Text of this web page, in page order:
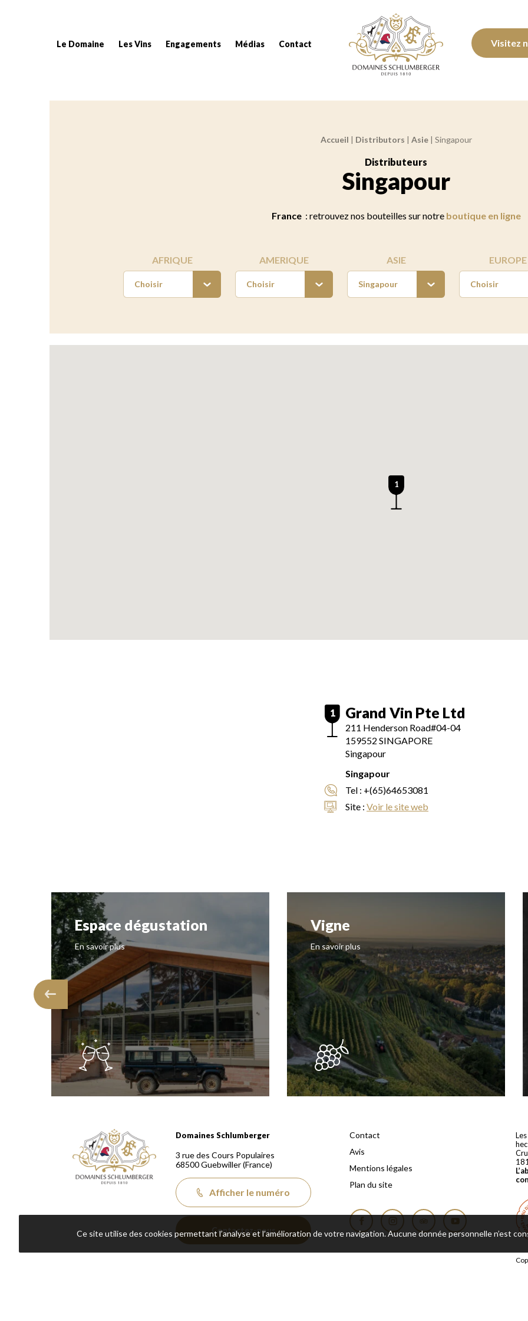
Le Domaine Les Vins Engagements Médias Contact
Domaines Schlumberger Vignerons 100%
Visitez
Accueil | Distributors | Asie| Singapour
Distributeurs
Singapour
France : retrouvez nos bouteilles sur notre boutique en ligne
AFRIQUE
Choisir
AMERIQUE
Choisir
ASIE
Singapour
EUROPE
Choisir
1
1 Grand Vin Pte Ltd
211 Henderson Road#04-04
159552 SINGAPORE
Singapour
Singapour
Tel : +(65)64653081
Site : Voir le site web
Espace dégustation
En savoir plus
Vigne
En savoir plus
Domaines Schlumberger Vignerons 100% récoltants depuis 1810
Domaines Schlumberger
3 rue des Cours Populaires
68500Guebwiller(France)
Afficher le numéro
Contactez-nous
Contact
Avis
Mentions légales
Plan du site
FacebookInstagramTripadvisorYouTube
Ce site utilise des cookies permettant l’analyse et l’amélioration de votre navigation. Aucune donnée personnelle n’est